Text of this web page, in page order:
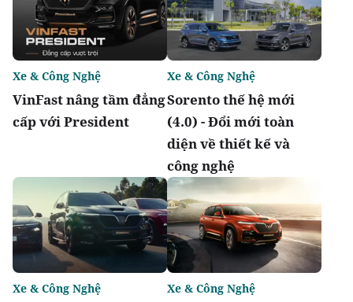
VinFast nâng tầm đẳng
cấp với President
Xe & Công Nghệ
Sorento thế hệ mới
(4.0) - Đổi mới toàn
diện về thiết kế và
công nghệ
Xe & Công Nghệ
Xe & Công Nghệ Xe & Công Nghệ